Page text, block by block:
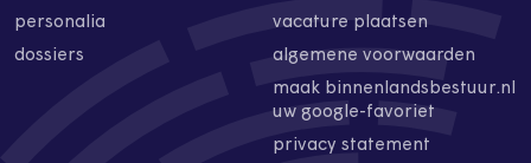
personalia
dossiers
vacature plaatsen
algemene voorwaarden
maak binnenlandsbestuur.nl
uw google-favoriet
privacy statement